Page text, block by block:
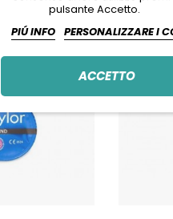
pulsante Accetto.
PIÚ INFO PERSONALIZZARE I
ACCETTO